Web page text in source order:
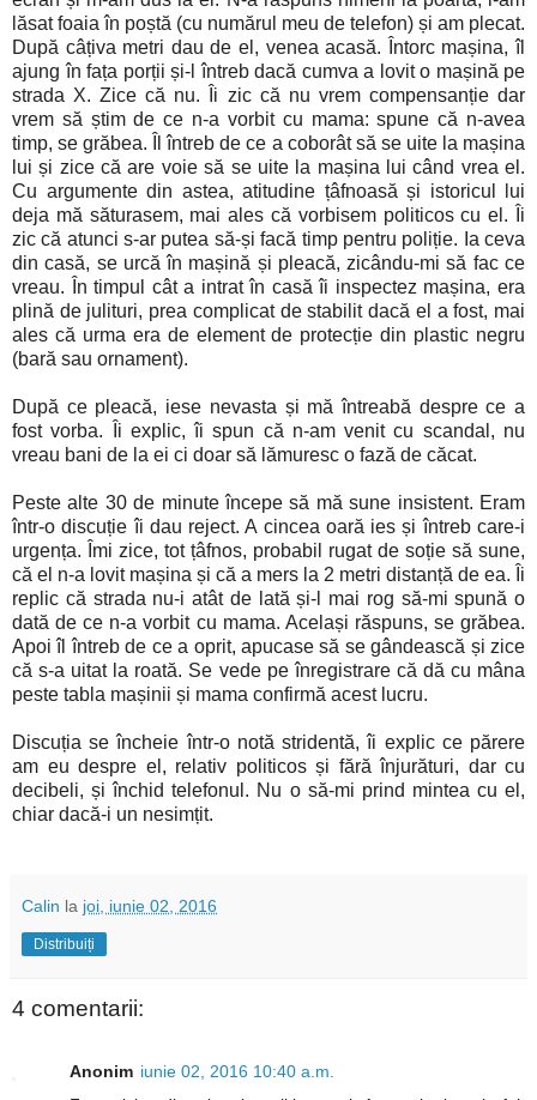
lăsat foaia în poștă (cu numărul meu de telefon) și am plecat.
După câțiva metri dau de el, venea acasă. Întorc mașina, îl
ajung în fața porții și-l întreb dacă cumva a lovit o mașină pe
strada X. Zice că nu. Îi zic că nu vrem compensanție dar
vrem să știm de ce n-a vorbit cu mama: spune că n-avea
timp, se grăbea. Îl întreb de ce a coborât să se uite la mașina
lui și zice că are voie să se uite la mașina lui când vrea el.
Cu argumente din astea, atitudine țâfnoasă și istoricul lui
deja mă săturasem, mai ales că vorbisem politicos cu el. Îi
zic că atunci s-ar putea să-și facă timp pentru poliție. Ia ceva
din casă, se urcă în mașină și pleacă, zicându-mi să fac ce
vreau. În timpul cât a intrat în casă îi inspectez mașina, era
plină de julituri, prea complicat de stabilit dacă el a fost, mai
ales că urma era de element de protecție din plastic negru
(bară sau ornament).
După ce pleacă, iese nevasta și mă întreabă despre ce a
fost vorba. Îi explic, îi spun că n-am venit cu scandal, nu
vreau bani de la ei ci doar să lămuresc o fază de căcat.
Peste alte 30 de minute începe să mă sune insistent. Eram
într-o discuție îi dau reject. A cincea oară ies și întreb care-i
urgența. Îmi zice, tot țâfnos, probabil rugat de soție să sune,
că el n-a lovit mașina și că a mers la 2 metri distanță de ea. Îi
replic că strada nu-i atât de lată și-l mai rog să-mi spună o
dată de ce n-a vorbit cu mama. Același răspuns, se grăbea.
Apoi îl întreb de ce a oprit, apucase să se gândească și zice
că s-a uitat la roată. Se vede pe înregistrare că dă cu mâna
peste tabla mașinii și mama confirmă acest lucru.
Discuția se încheie într-o notă stridentă, îi explic ce părere
am eu despre el, relativ politicos și fără înjurături, dar cu
decibeli, și închid telefonul. Nu o să-mi prind mintea cu el,
chiar dacă-i un nesimțit.
Calin la joi, iunie 02, 2016
Distribuiți
4 comentarii:
Anonim iunie 02, 2016 10:40 a.m.